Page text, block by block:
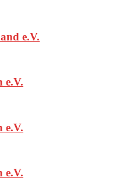
e.V.
e.V.
e.V.
e.V.